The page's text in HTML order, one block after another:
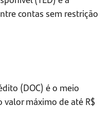
contas sem restrição
(DOC) é o meio
valor máximo de até R$